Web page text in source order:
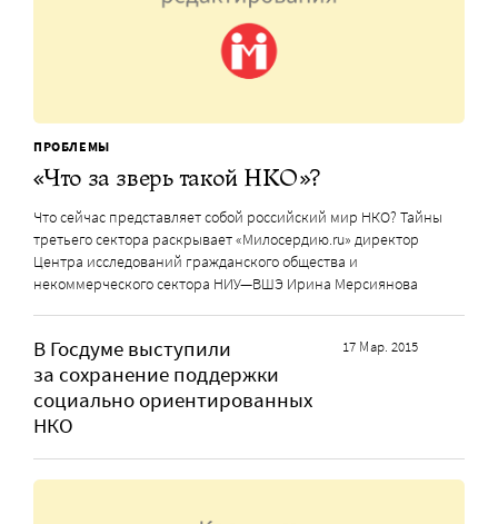
ПРОБЛЕМЫ
«Что за зверь такой НКО»?
Что сейчас представляет собой российский мир НКО? Тайны
третьего сектора раскрывает «Милосердию.ru» директор
Центра исследований гражданского общества и
некоммерческого сектора НИУ—ВШЭ Ирина Мерсиянова
В Госдуме выступили
за сохранение поддержки
социально ориентированных
НКО
17 Мар. 2015